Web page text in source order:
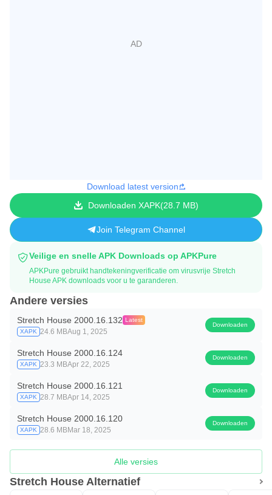
Download latest version
Downloaden XAPK 28.7 MB
Join Telegram Channel
Veilige en snelle APK Downloads op APKPure
APKPure gebruikt handtekeningverificatie om virusvrije Stretch
House APK downloads voor u te garanderen.
Andere versies
Stretch House 2000.16.132 Latest
XAPK 24.6 MBAug 1, 2025
Downloaden
Stretch House 2000.16.124
XAPK 23.3 MBApr 22, 2025
Downloaden
Stretch House 2000.16.121
XAPK 28.7 MBApr 14, 2025
Downloaden
Stretch House 2000.16.120
XAPK 28.6 MBMar 18, 2025
Downloaden
Alle versies
Stretch House Alternatief